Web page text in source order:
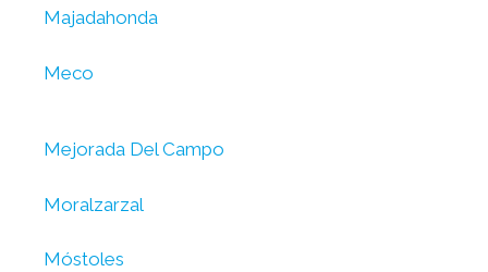
Majadahonda
Meco
Mejorada Del Campo
Moralzarzal
Móstoles